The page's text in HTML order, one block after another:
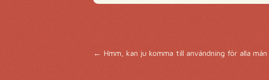
Inläggsnavigering
← Hmm, kan ju komma till användning för alla